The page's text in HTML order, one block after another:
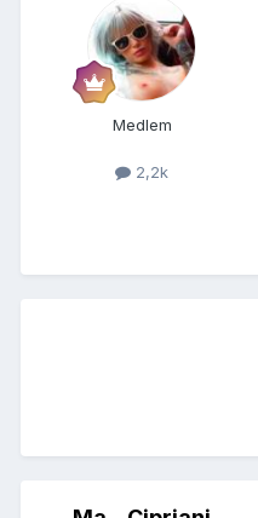
Medlem
2,2k